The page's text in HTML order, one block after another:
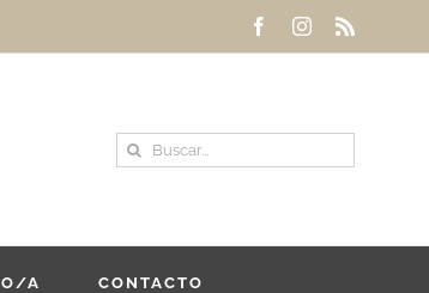
FacebookInstagram
Buscar:
A CONTACTO